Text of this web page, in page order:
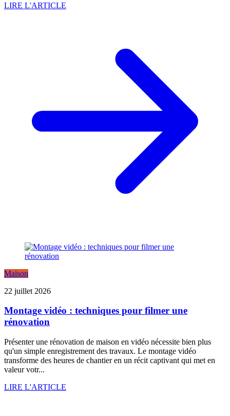
LIRE L'ARTICLE
Maison
22 juillet 2026
Montage vidéo : techniques pour filmer une
rénovation
Présenter une rénovation de maison en vidéo nécessite bien plus
qu'un simple enregistrement des travaux. Le montage vidéo
transforme des heures de chantier en un récit captivant qui met en
valeur votr...
LIRE L'ARTICLE